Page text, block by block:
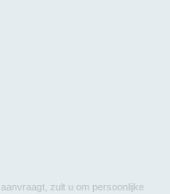
zult u om persoonlijke